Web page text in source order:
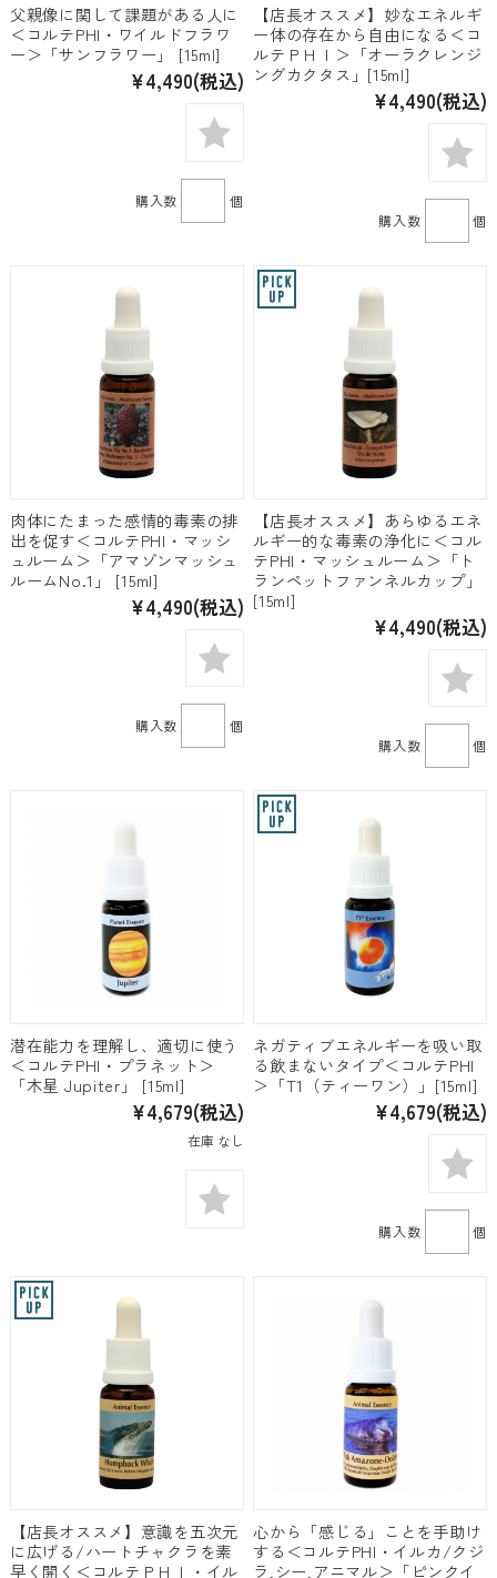
父親像に関して課題がある人に
＜コルテPHI・ワイルドフラワ
ー＞「サンフラワー」 [15ml]
¥4,490(税込)
購入数 個
【店長オススメ】妙なエネルギ
ー体の存在から自由になる＜コ
ルテＰＨＩ＞「オーラクレンジ
ングカクタス」[15ml]
¥4,490(税込)
購入数 個
肉体にたまった感情的毒素の排
出を促す＜コルテPHI・マッシ
ュルーム＞「アマゾンマッシュ
ルームNo.1」 [15ml]
¥4,490(税込)
購入数 個
【店長オススメ】あらゆるエネ
ルギー的な毒素の浄化に＜コル
テPHI・マッシュルーム＞「ト
ランペットファンネルカップ」
[15ml]
¥4,490(税込)
購入数 個
潜在能力を理解し、適切に使う
＜コルテPHI・プラネット＞
「木星 Jupiter」 [15ml]
¥4,679(税込)
在庫 なし
ネガティブエネルギーを吸い取
る飲まないタイプ＜コルテPHI
＞「T1（ティーワン）」[15ml]
¥4,679(税込)
購入数 個
【店長オススメ】意識を五次元
に広げる/ハートチャクラを素
早く開く＜コルテＰＨＩ・イル
心から「感じる」ことを手助け
する＜コルテPHI・イルカ/クジ
ラ,シー,アニマル＞「ピンクイ